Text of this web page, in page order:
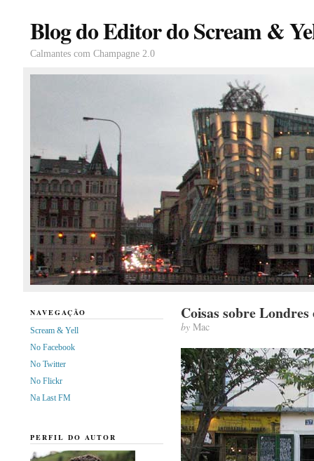
Blog do Editor do Scream &
Calmantes com Champagne 2.0
Coisas sobre Londres
byMac
NAVEGAÇÃO
Scream & Yell
No Facebook
No Twitter
No Flickr
Na Last FM
PERFIL DO AUTOR